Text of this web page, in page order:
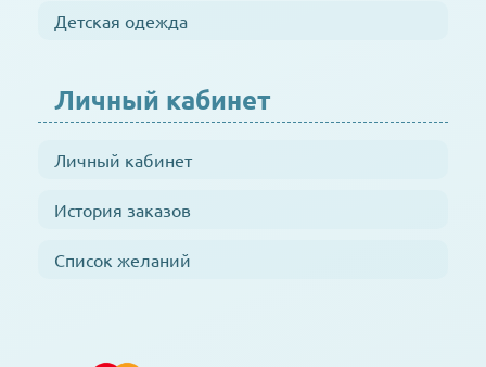
Детская одежда
Личный кабинет
Личный кабинет
История заказов
Список желаний